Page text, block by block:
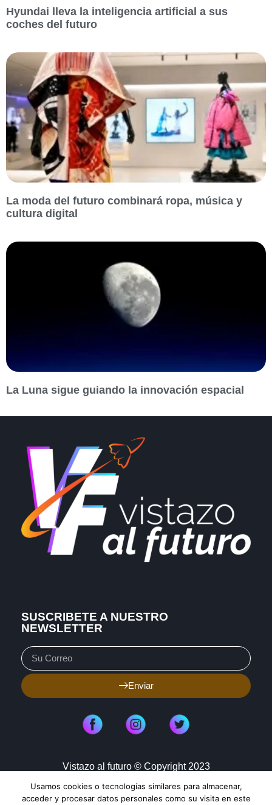
Hyundai lleva la inteligencia artificial a sus
coches del futuro
La moda del futuro combinará ropa, música y
cultura digital
La Luna sigue guiando la innovación espacial
SUSCRIBETE A NUESTRO
NEWSLETTER
Enviar
Vistazo al futuro © Copyright 2023
Aviso de Privacidad Política de Cookies
Usamos cookies o tecnologías similares para almacenar,
acceder y procesar datos personales como su visita en este